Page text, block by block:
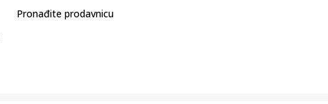
Pronađite prodavnicu